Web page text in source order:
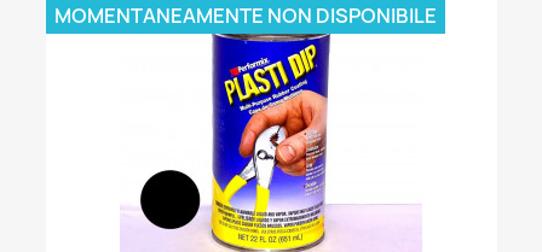
MOMENTANEAMENTE NON DISPONIBILE